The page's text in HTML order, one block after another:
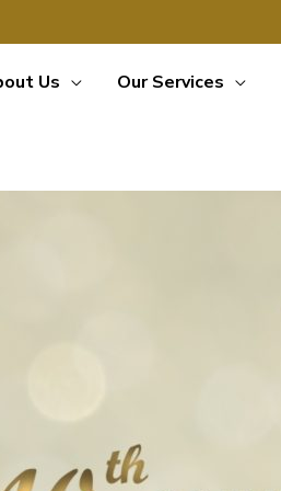
Us Our Services